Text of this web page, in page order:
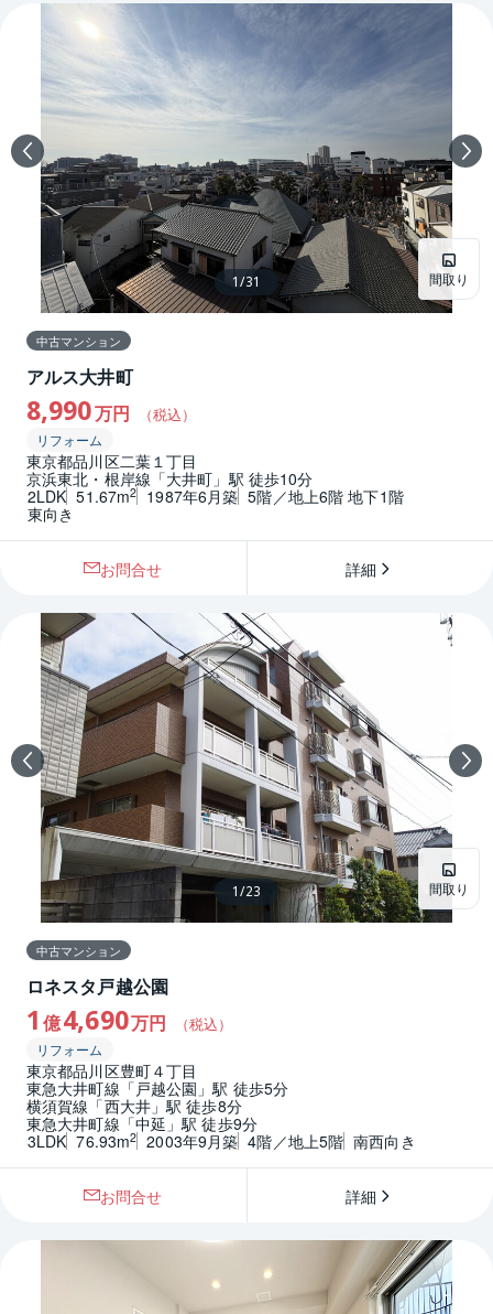
間取り
1/31
中古マンション
アルス大井町
8,990万円 （税込）
リフォーム
東京都品川区二葉１丁目
京浜東北・根岸線「大井町」駅 徒歩10分
2LDK 51.67m2 1987年6月築 5階／地上6階 地下1階
東向き
お問合せ 詳細
間取り
1/23
中古マンション
ロネスタ戸越公園
1 億4,690万円 （税込）
リフォーム
東京都品川区豊町４丁目
東急大井町線「戸越公園」駅 徒歩5分
横須賀線「西大井」駅 徒歩8分
東急大井町線「中延」駅 徒歩9分
3LDK 76.93m2 2003年9月築 4階／地上5階 南西向き
お問合せ 詳細